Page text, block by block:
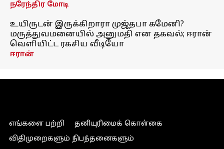
நரேந்திர மோடி
உயிருடன் இருக்கிறாரா முஜ்தபா கமேனி?
மருத்துவமனையில் அனுமதி என தகவல்; ஈரான்
வெளியிட்ட ரகசிய வீடியோ
ஈரான்
எங்களை பற்றி
தனியுரிமைக் கொள்கை
விதிமுறைகளும் நிபந்தனைகளும்